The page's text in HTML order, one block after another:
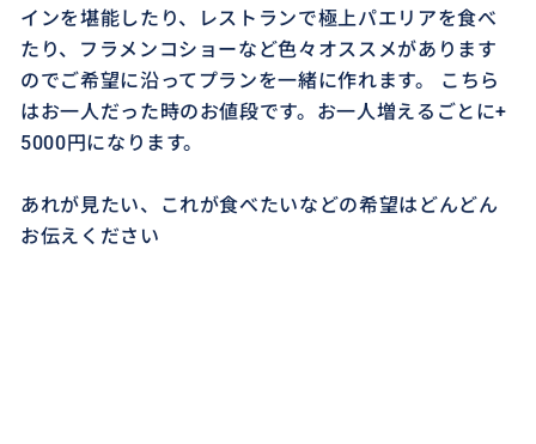
インを堪能したり、レストランで極上パエリアを食べ
たり、フラメンコショーなど色々オススメがあります
のでご希望に沿ってプランを一緒に作れます。 こちら
はお一人だった時のお値段です。お一人増えるごとに+
5000円になります。
あれが見たい、これが食べたいなどの希望はどんどん
お伝えください